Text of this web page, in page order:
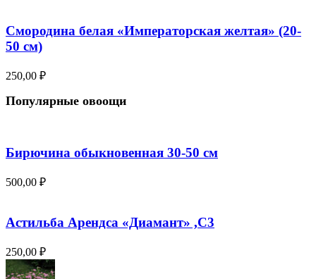
Смородина белая «Императорская желтая» (20-
50 см)
250,00 ₽
Популярные овоощи
Бирючина обыкновенная 30-50 см
500,00 ₽
Астильба Арендса «Диамант» ,С3
250,00 ₽